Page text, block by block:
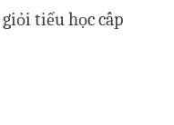
tiểu học cấp